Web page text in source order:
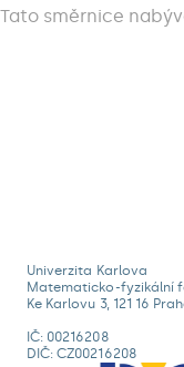
Tato směrnice
Univerzita Karlova
Matematicko-fyzikální
Ke Karlovu 3, 121 16
IČ: 00216208
DIČ: CZ00216208